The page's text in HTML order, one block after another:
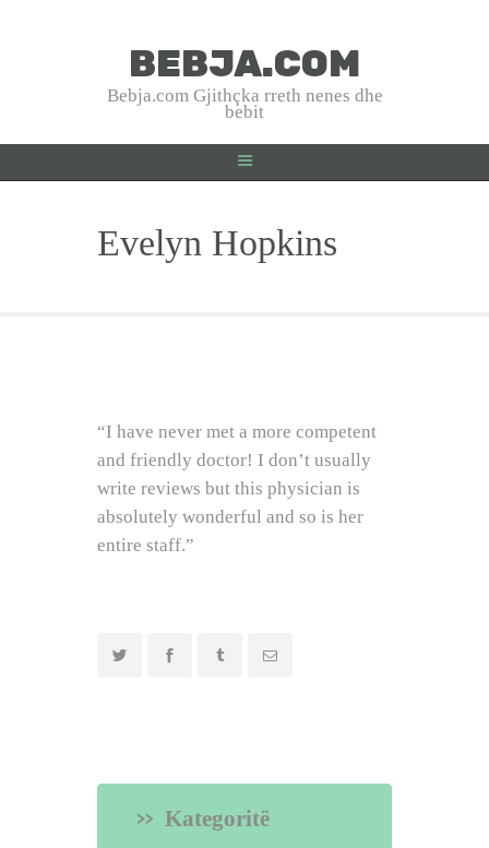
BEBJA.COM
Bebja.com Gjithçka rreth nenes dhe
bebit
Evelyn Hopkins
BEBJA.COM
SHTATZANIA
LINDJA
EMRA SHQIP
INTERVISTA
BEBI BUÇKO
BABY SISTER
LIFESTYLE
“I have never met a more competent
and friendly doctor! I don’t usually
write reviews but this physician is
absolutely wonderful and so is her
entire staff.”
Kategoritë